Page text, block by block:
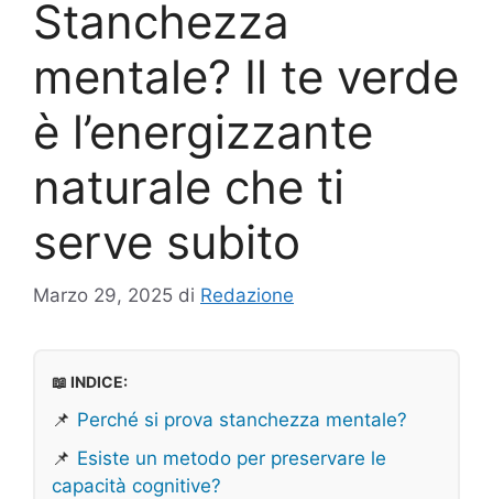
Stanchezza
mentale? Il te verde
è l’energizzante
naturale che ti
serve subito
Marzo 29, 2025 di Redazione
📖 INDICE:
📌 Perché si prova stanchezza mentale?
📌 Esiste un metodo per preservare le
capacità cognitive?